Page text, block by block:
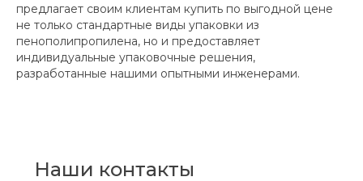
предлагает своим клиентам купить по выгодной цене
не только стандартные виды упаковки из
пенополипропилена, но и предоставляет
индивидуальные упаковочные решения,
разработанные нашими опытными инженерами.
Наши контакты